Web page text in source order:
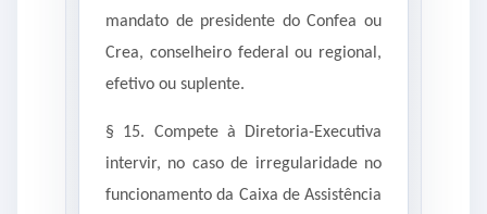
mandato de presidente do Confea ou
Crea, conselheiro federal ou regional,
efetivo ou suplente.
§ 15. Compete à Diretoria-Executiva
intervir, no caso de irregularidade no
funcionamento da Caixa de Assistência